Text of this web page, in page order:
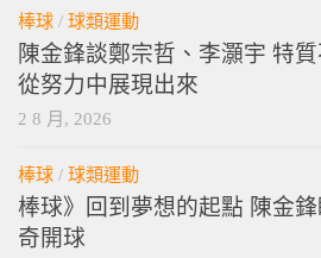
棒球 / 球類運動
陳金鋒談鄭宗哲、李灝宇 特
從努力中展現出來
2 8 月, 2026
棒球 / 球類運動
棒球》回到夢想的起點 陳金
奇開球